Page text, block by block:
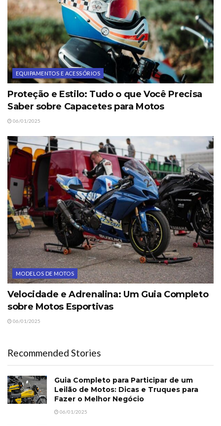
EQUIPAMENTOS E ACESSÓRIOS
Proteção e Estilo: Tudo o que Você Precisa
Saber sobre Capacetes para Motos
06/01/2025
MODELOS DE MOTOS
Velocidade e Adrenalina: Um Guia Completo
sobre Motos Esportivas
06/01/2025
Recommended Stories
Guia Completo para Participar de um
Leilão de Motos: Dicas e Truques para
Fazer o Melhor Negócio
06/01/2025